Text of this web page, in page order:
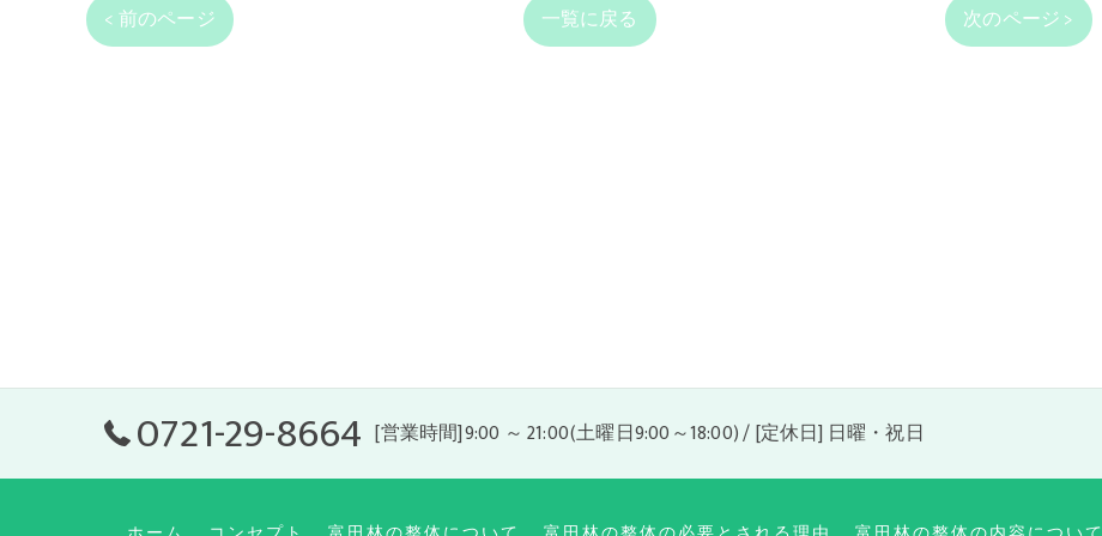
< 前のページ 一覧に戻る 次のページ >
0721-29-8664 [営業時間]9:00 ～ 21:00(土曜日9:00～18:00) / [定休日] 日曜・祝日